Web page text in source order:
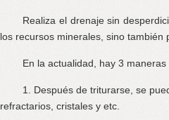
Realiza el drenaje sin
los recursos minerales, sino también
En la actualidad, hay 3
1. Después de triturarse, se
refractarios, cristales y etc.